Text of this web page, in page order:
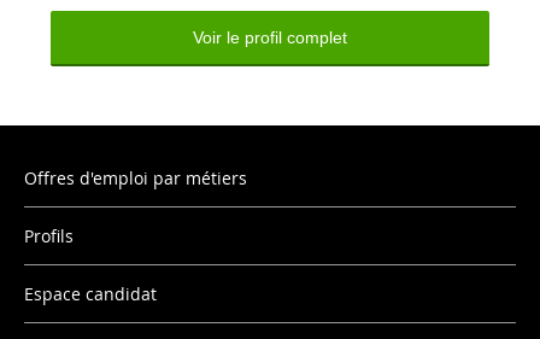
Voir le profil complet
Offres d'emploi par métiers
Profils
Espace candidat